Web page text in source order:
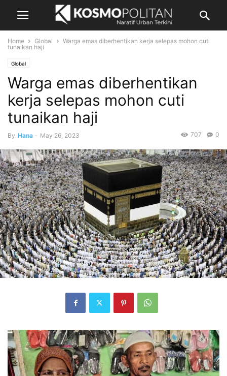
Home Global
Warga emas diberhentikan kerja selepas mohon cuti
tunaikan haji
Global
Warga emas diberhentikan
kerja selepas mohon cuti
tunaikan haji
By Hana - May 26, 2023 0
707